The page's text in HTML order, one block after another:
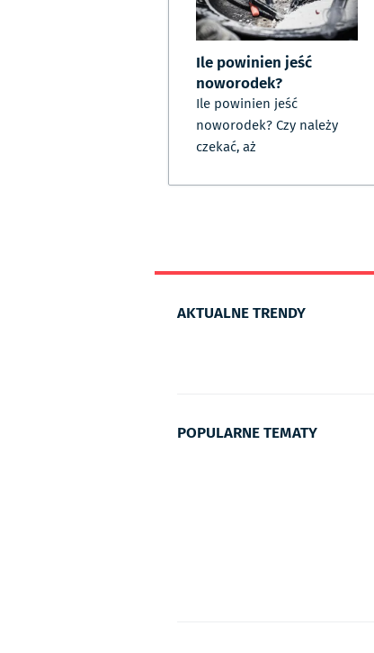
Ile powinien jeść
noworodek?
Ile powinien jeść
noworodek? Czy należy
czekać, aż
AKTUALNE TRENDY
POPULARNE TEMATY